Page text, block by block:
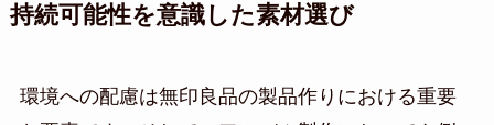
持続可能性を意識した素材選び
環境への配慮は無印良品の製品作りにおける重要